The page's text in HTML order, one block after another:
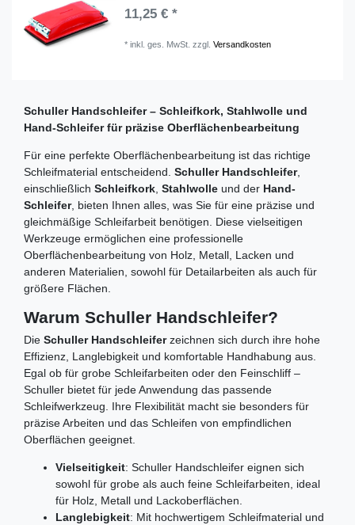
11,25 € *
*inkl. ges. MwSt. zzgl.Versandkosten
Schuller Handschleifer – Schleifkork, Stahlwolle und
Hand-Schleifer für präzise Oberflächenbearbeitung
Für eine perfekte Oberflächenbearbeitung ist das richtige
Schleifmaterial entscheidend. Schuller Handschleifer,
einschließlich Schleifkork, Stahlwolle und der Hand-
Schleifer, bieten Ihnen alles, was Sie für eine präzise und
gleichmäßige Schleifarbeit benötigen. Diese vielseitigen
Werkzeuge ermöglichen eine professionelle
Oberflächenbearbeitung von Holz, Metall, Lacken und
anderen Materialien, sowohl für Detailarbeiten als auch für
größere Flächen.
Warum Schuller Handschleifer?
Die Schuller Handschleiferzeichnen sich durch ihre hohe
Effizienz, Langlebigkeit und komfortable Handhabung aus.
Egal ob für grobe Schleifarbeiten oder den Feinschliff –
Schuller bietet für jede Anwendung das passende
Schleifwerkzeug. Ihre Flexibilität macht sie besonders für
präzise Arbeiten und das Schleifen von empfindlichen
Oberflächen geeignet.
Vielseitigkeit: Schuller Handschleifer eignen sich
sowohl für grobe als auch feine Schleifarbeiten, ideal
für Holz, Metall und Lackoberflächen.
Langlebigkeit: Mit hochwertigem Schleifmaterial und